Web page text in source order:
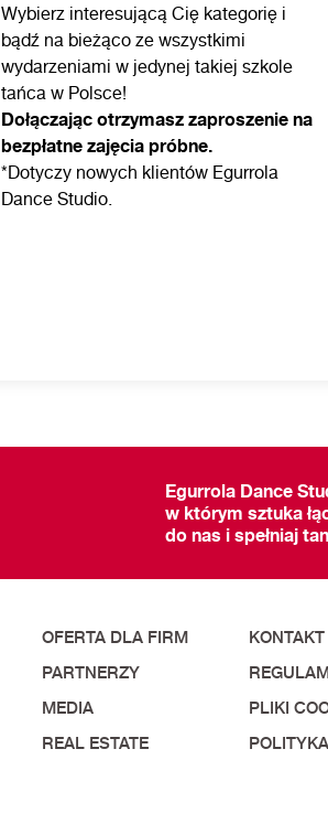
Wybierz interesującą Cię kategorię i
bądź na bieżąco ze wszystkimi
wydarzeniami w jedynej takiej szkole
tańca w Polsce!
Dołączając otrzymasz zaproszenie na
bezpłatne zajęcia próbne.
*Dotyczy nowych klientów Egurrola
Dance Studio.
Egurrola Dance
w którym sztuka
do nas i spełniaj
OFERTA DLA FIRM
KONTAKT
PARTNERZY
MEDIA
PLIKI
REAL ESTATE